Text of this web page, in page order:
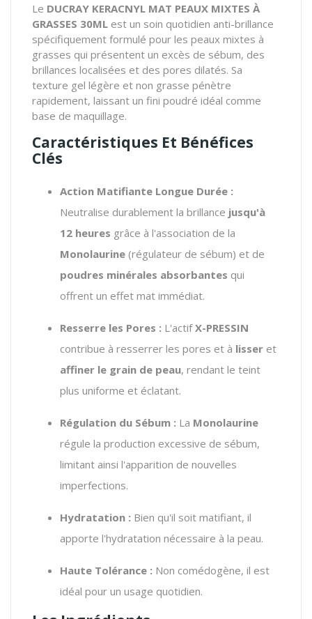
Le DUCRAY KERACNYL MAT PEAUX MIXTES À
GRASSES 30ML est un soin quotidien anti-brillance
spécifiquement formulé pour les peaux mixtes à
grasses qui présentent un excès de sébum, des
brillances localisées et des pores dilatés. Sa
texture gel légère et non grasse pénètre
rapidement, laissant un fini poudré idéal comme
base de maquillage.
Caractéristiques Et Bénéfices
Clés
Action Matifiante Longue Durée :
Neutralise durablement la brillance jusqu'à
12 heures grâce à l'association de la
Monolaurine (régulateur de sébum) et de
poudres minérales absorbantes qui
offrent un effet mat immédiat.
Resserre les Pores : L'actifX-PRESSIN
contribue à resserrer les pores et à lisser et
affiner le grain de peau, rendant le teint
plus uniforme et éclatant.
Régulation du Sébum : La Monolaurine
régule la production excessive de sébum,
limitant ainsi l'apparition de nouvelles
imperfections.
Hydratation : Bien qu'il soit matifiant, il
apporte l'hydratation nécessaire à la peau.
Haute Tolérance : Non comédogène, il est
idéal pour un usage quotidien.